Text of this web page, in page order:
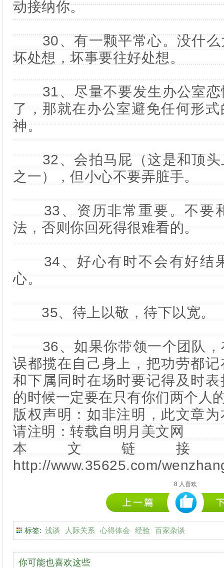
动接纳你。
30、有一颗平常心。没什么
坏处想，坏事要往好处想。
31、尽量不要发生办公室恋
了，那就在办公室避免任何形
神。
32、会拍马屁（这是和顶头
之一），但小心不要弄脏手。
33、资历非常重要。不要和
法，否则你回死得很难看的。
34、好心有时不会有好结果
心。
35、待上以敬，待下以宽。
36、如果你带领一个团队，
误都揽在自己身上，把功劳都
和下属同时在场时要记得及时
的时候一定要在只有你们两个人
版权声明：如非注明，此文章
请注明：转载自明月美文网
本文链接
http://www.35625.com/
8 人喜欢
标签: 浅谈 人际关系 心得体会 经验 百家杂谈
你可能也喜欢这些